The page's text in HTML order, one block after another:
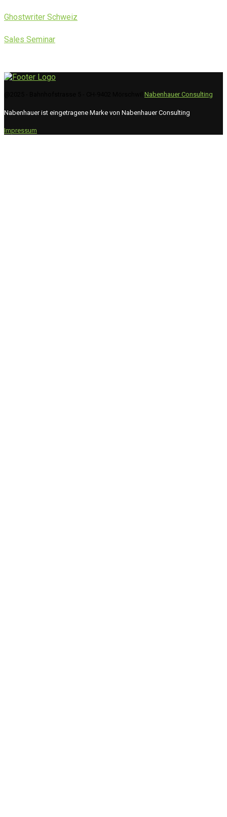
Ghostwriter Schweiz
Sales Seminar
Nabenhauer Consulting
Nabenhauer ist eingetragene Marke von Nabenhauer Consulting
Impressum